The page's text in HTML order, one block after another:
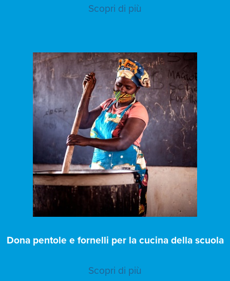
Scopri di più
Dona pentole e fornelli per la cucina della scuola
Scopri di più